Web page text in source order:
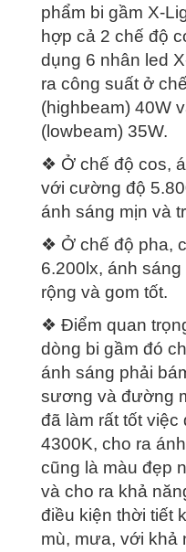
phẩm bi gầm X-
hợp cả 2 chế độ
dụng 6 nhân led
ra công suất ở
(highbeam) 40W
(lowbeam) 35W.
❖ Ở chế độ cos,
với cường độ
ánh sáng mịn và
❖ Ở chế độ pha,
6.200lx, ánh
rộng và gom tốt.
❖ Điểm quan
dòng bi gầm đó
ánh sáng phải
sương và đường
đã làm rất tốt
4300K, cho ra
cũng là màu đẹp
và cho ra khả
điều kiện thời tiết
mù, mưa, với khả